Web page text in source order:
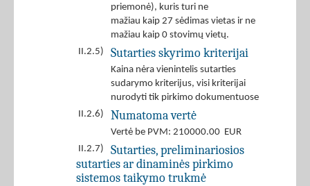
priemonė), kuris turi ne
mažiau kaip 27 sėdimas vietas ir ne
mažiau kaip 0 stovimų vietų.
II.2.5)
Sutarties skyrimo kriterijai
Kaina nėra vienintelis sutarties
sudarymo kriterijus, visi kriterijai
nurodyti tik pirkimo dokumentuose
II.2.6)
Numatoma vertė
Vertė be PVM: 210000.00 EUR
II.2.7)
Sutarties, preliminariosios
sutarties ar dinaminės pirkimo
sistemos taikymo trukmė